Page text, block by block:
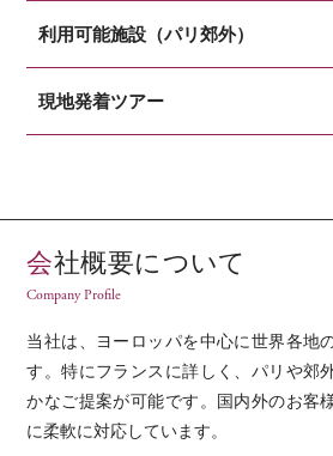
利用可能施設（パリ郊外）
現地発着ツアー
会社概要について
Company Profile
当社は、ヨーロッパを中心に世界各地
す。特にフランスに詳しく、パリや郊
かなご提案が可能です。国内外のお客
に柔軟に対応しています。